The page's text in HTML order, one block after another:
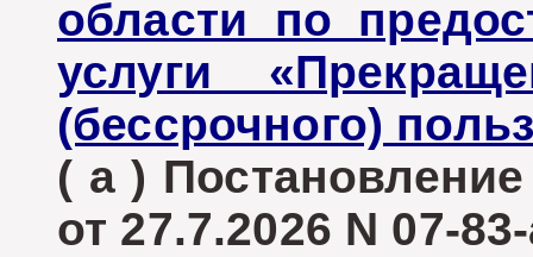
области по
услуги
(бессрочного)
( а )
от 27.7.2026 N 07-